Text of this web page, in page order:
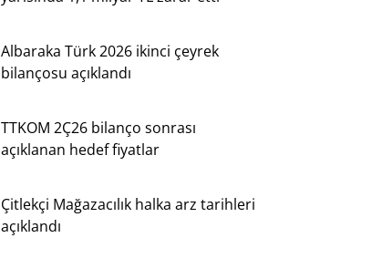
Albaraka Türk 2026 ikinci çeyrek
bilançosu açıklandı
TTKOM 2Ç26 bilanço sonrası
açıklanan hedef fiyatlar
Çitlekçi Mağazacılık halka arz tarihleri
açıklandı